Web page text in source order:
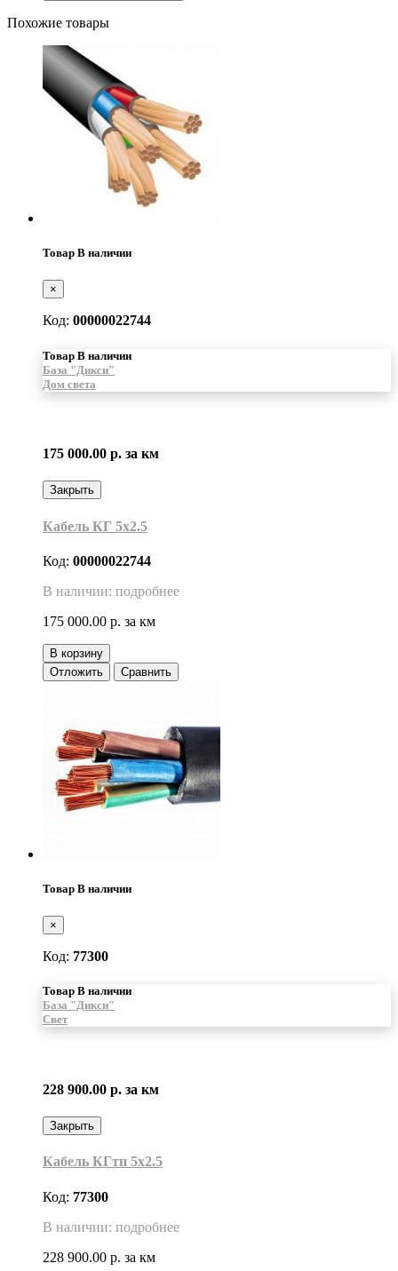
Похожие товары
Товар В наличии
×
Код: 00000022744
Товар В наличии
База "Дикси"
Дом света
175 000.00 р. за км
Закрыть
Кабель КГ 5х2.5
Код: 00000022744
В наличии: подробнее
175 000.00 р. за км
В корзину
Отложить
Сравнить
Товар В наличии
×
Код: 77300
Товар В наличии
База "Дикси"
Свет
228 900.00 р. за км
Закрыть
Кабель КГтп 5х2.5
Код: 77300
В наличии: подробнее
228 900.00 р. за км